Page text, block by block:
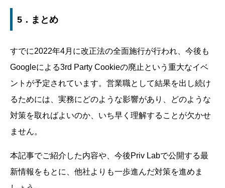
5．まとめ
すでに2022年4月に改正法の全面施行が行われ、今後も
Googleによる3rd Party Cookieの廃止という重大なイベ
ントが予定されています。営業職として結果を出し続け
るためには、実務にどのような影響があり、どのような
対策を取ればよいのか、いち早く理解することが欠かせ
ません。
本記事でご紹介した内容や、今後Priv Labで公開する最
新情報をもとに、他社よりも一歩進んだ対策を進めま